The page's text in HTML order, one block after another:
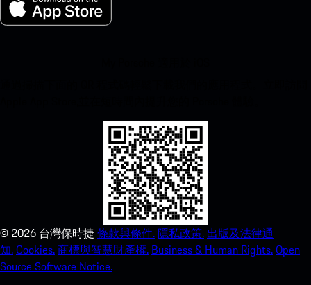
© 2026 台灣保時捷 條款與條件.隱私政策. 出版及法律通
知.Cookies.商標與智慧財產權. Business & Human Rights.Open
Source Software Notice.